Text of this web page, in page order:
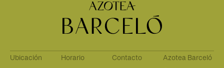
Ubicación Horario Contacto
Azotea Barceló